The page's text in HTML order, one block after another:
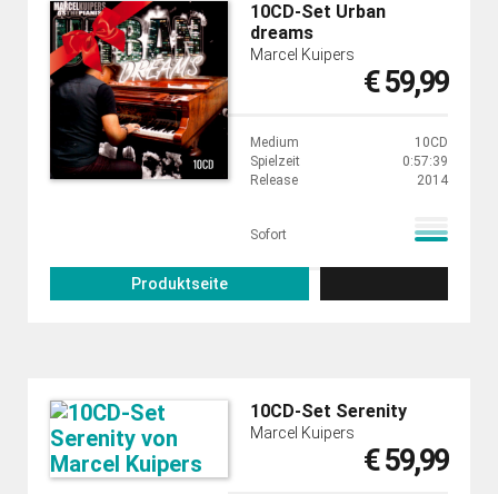
10CD-Set Urban
dreams
Marcel Kuipers
€ 59,99
Medium
10CD
Spielzeit
0:57:39
Release
2014
Sofort
Produktseite
10CD-Set Serenity
Marcel Kuipers
€ 59,99